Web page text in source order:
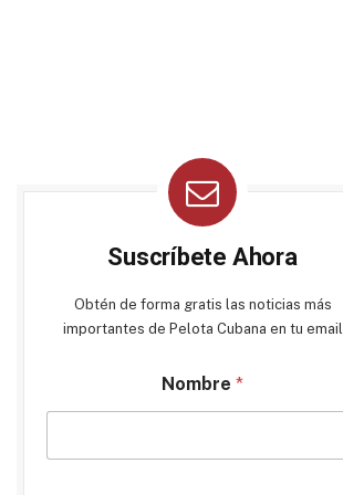
Suscríbete Ahora
Obtén de forma gratis las noticias más
importantes de Pelota Cubana en tu email
Nombre *